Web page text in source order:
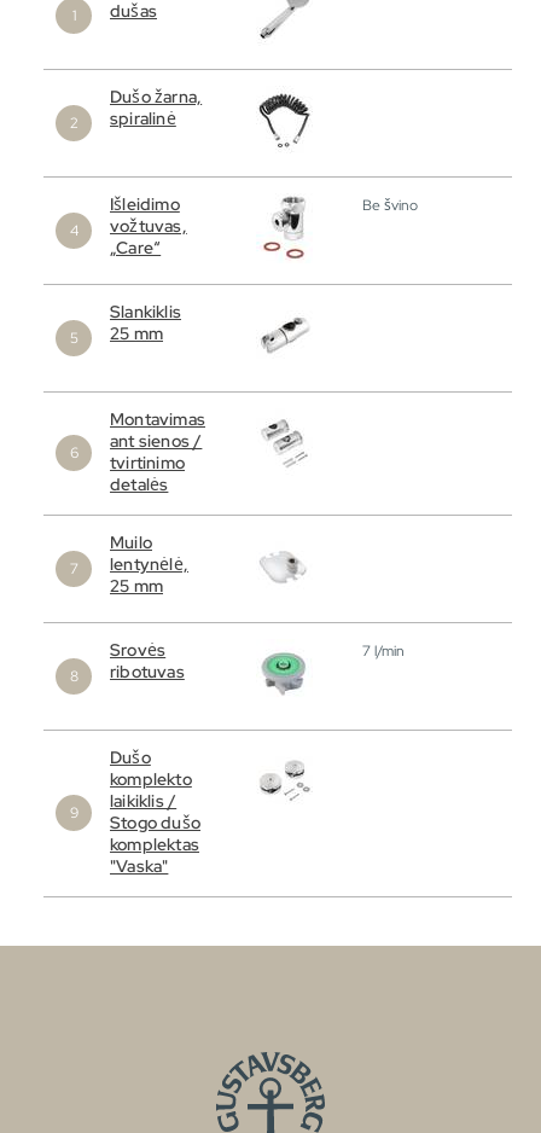
dušas
Dušo žarna,
spiralinė
Išleidimo
vožtuvas,
„Care“
Be švino
Slankiklis
25 mm
Montavimas
ant sienos /
tvirtinimo
detalės
Muilo
lentynėlė,
25 mm
Srovės
ribotuvas
7 l/min
Dušo
komplekto
laikiklis /
Stogo dušo
komplektas
"Vaska"